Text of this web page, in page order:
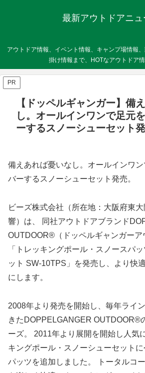
最新アウトドアニュ
アウトドア情報、イベント情報、キャンプ場情報
掛け情報まで、HOTなアウトドア
PR
【ドッペルギャンガー】備
し。オールインワンで足元
ーするスノーシューセット発
備えあれば憂いなし。オールインワ
バーするスノーシューセット発売。
ビーズ株式会社（所在地：大阪府東
響）は、 同社アウトドアブランド
OUTDOOR®（ドッペルギャンガーア
「トレッキングポール・スノースパッ
ット SW-10TPS」を発売し、より快
にします。
2008年より発売を開始し、毎年ライ
きたDOPPELGANGER OUTDOOR®
ーズ。 2011年より展開を開始し人気
キングポール・スノーシューセット
パッツを追加しました。 トータルコ